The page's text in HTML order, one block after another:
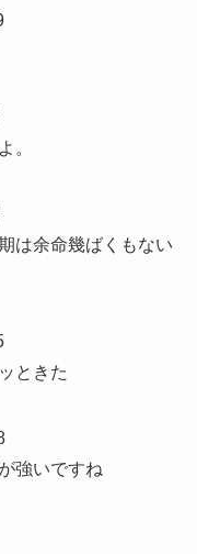
。
は余命幾ばくもない
ときた
強いですね